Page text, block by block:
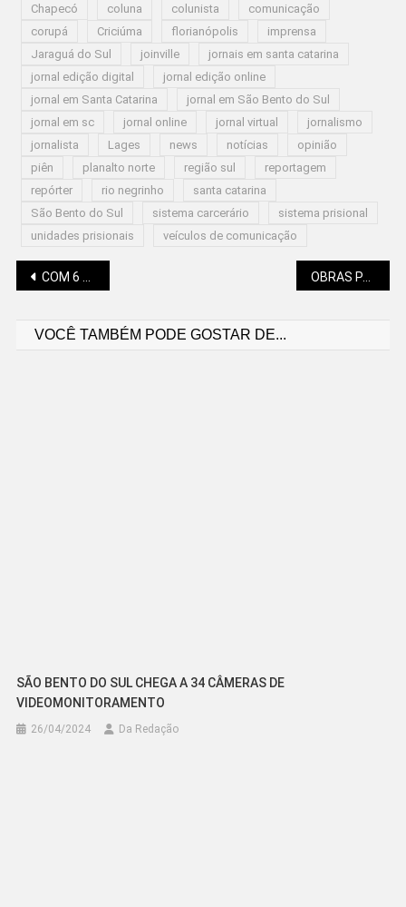
Chapecó
coluna colunista
comunicação
corupá
Criciúma florianópolis
imprensa
Jaraguá do Sul
joinville
jornais em santa catarina
jornal edição digital
jornal edição online
jornal em Santa Catarina
jornal em São Bento do Sul
jornal em sc
jornal online jornal virtual
jornalismo
jornalista
Lages news notícias
opinião
piên
planalto norte região sul
reportagem
repórter
rio negrinho
santa catarina
São Bento do Sul
sistema carcerário
sistema prisional
unidades prisionais
veículos de comunicação
Navegação
COM 6 MIL PEÇAS, MUSEU NATURAL VAI ABRIR AS PORTAS NO FIM DE SEMANA
VOCÊ TAMBÉM PODE GOSTAR DE...
SÃO BENTO DO SUL CHEGA A 34 CÂMERAS DE
VIDEOMONITORAMENTO
26/04/2024 Da Redação